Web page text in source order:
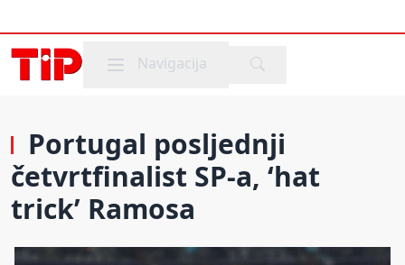
Mobile menu
Navigacija
Portugal posljednji
četvrtfinalist SP-a, ‘hat
trick’ Ramosa